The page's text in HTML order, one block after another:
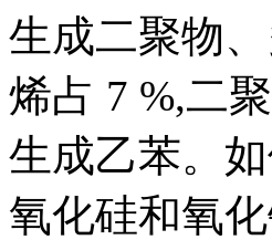
生成二聚物
烯占 7 %,二
生成乙苯。
氧化硅和氧